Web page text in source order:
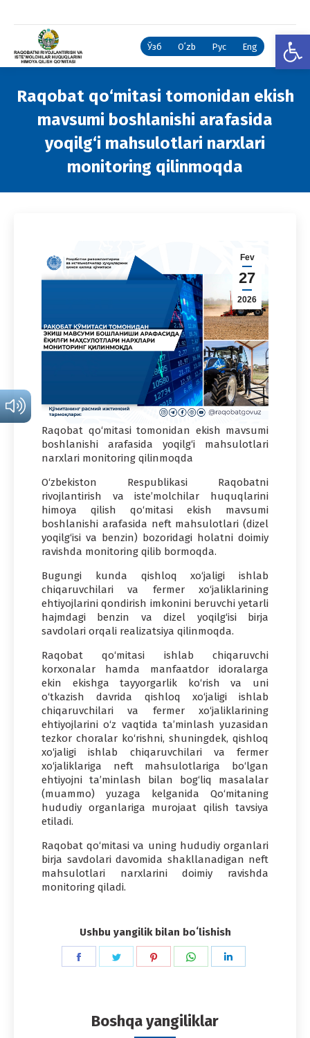
Ўзб Oʻzb Рус Eng
Raqobat qo‘mitasi tomonidan ekish
mavsumi boshlanishi arafasida
yoqilg‘i mahsulotlari narxlari
monitoring qilinmoqda
Fev
27
2026
Raqobat qo‘mitasi tomonidan ekish mavsumi
boshlanishi arafasida yoqilg‘i mahsulotlari
narxlari monitoring qilinmoqda
O‘zbekiston Respublikasi Raqobatni
rivojlantirish va iste’molchilar huquqlarini
himoya qilish qo‘mitasi ekish mavsumi
boshlanishi arafasida neft mahsulotlari (dizel
yoqilg‘isi va benzin) bozoridagi holatni doimiy
ravishda monitoring qilib bormoqda.
Bugungi kunda qishloq xo‘jaligi ishlab
chiqaruvchilari va fermer xo‘jaliklarining
ehtiyojlarini qondirish imkonini beruvchi yetarli
hajmdagi benzin va dizel yoqilg‘isi birja
savdolari orqali realizatsiya qilinmoqda.
Raqobat qo‘mitasi ishlab chiqaruvchi
korxonalar hamda manfaatdor idoralarga
ekin ekishga tayyorgarlik ko‘rish va uni
o‘tkazish davrida qishloq xo‘jaligi ishlab
chiqaruvchilari va fermer xo‘jaliklarining
ehtiyojlarini o‘z vaqtida ta’minlash yuzasidan
tezkor choralar ko‘rishni, shuningdek, qishloq
xo‘jaligi ishlab chiqaruvchilari va fermer
xo‘jaliklariga neft mahsulotlariga bo‘lgan
ehtiyojni ta’minlash bilan bog‘liq masalalar
(muammo) yuzaga kelganida Qo‘mitaning
hududiy organlariga murojaat qilish tavsiya
etiladi.
Raqobat qo‘mitasi va uning hududiy organlari
birja savdolari davomida shakllanadigan neft
mahsulotlari narxlarini doimiy ravishda
monitoring qiladi.
Ushbu yangilik bilan boʻlishish
Share
Share
Share
Share
Boshqa yangiliklar